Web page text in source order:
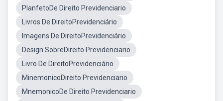
PlanfetoDe Direito Previdenciario
Livros De DireitoPrevidenciário
Imagens De DireitoPrevidenciário
Design SobreDireito Previdenciario
Livro De DireitoPrevidenciário
MinemonicoDireito Previdenciario
MnemonicoDe Direito Previdenciario